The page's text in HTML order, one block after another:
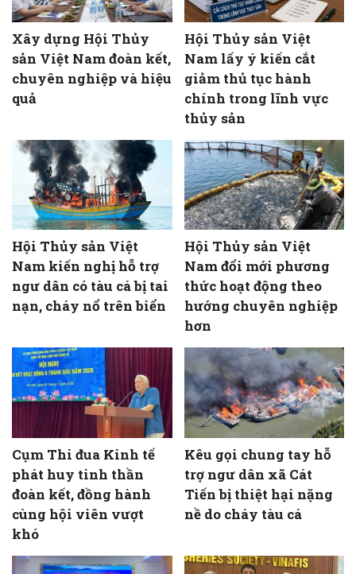
Xây dựng Hội Thủy
sản Việt Nam đoàn kết,
chuyên nghiệp và hiệu
quả
Hội Thủy sản Việt
Nam lấy ý kiến cắt
giảm thủ tục hành
chính trong lĩnh vực
thủy sản
Hội Thủy sản Việt
Nam kiến nghị hỗ trợ
ngư dân có tàu cá bị tai
nạn, cháy nổ trên biển
Hội Thủy sản Việt
Nam đổi mới phương
thức hoạt động theo
hướng chuyên nghiệp
hơn
Cụm Thi đua Kinh tế
phát huy tinh thần
đoàn kết, đồng hành
cùng hội viên vượt
khó
Kêu gọi chung tay hỗ
trợ ngư dân xã Cát
Tiến bị thiệt hại nặng
nề do cháy tàu cá